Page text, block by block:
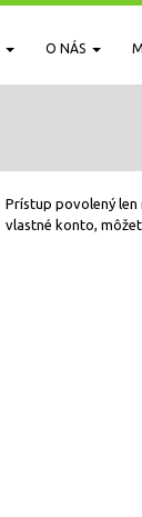
O NÁS
Prístup povolený len
vlastné konto,